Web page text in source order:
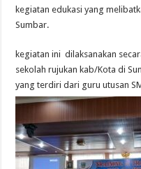
kegiatan edukasi yang
Sumbar.
kegiatan ini dilaksanakan
sekolah rujukan kab/Kota di
yang terdiri dari guru utusan